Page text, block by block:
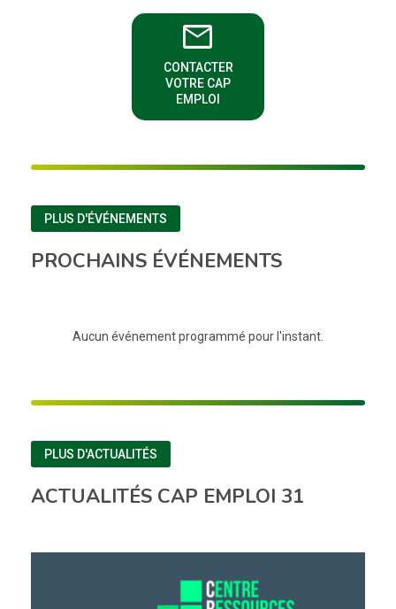
email
CONTACTER
VOTRE CAP
EMPLOI
(NOUVELLE FENÊTRE)
PROCHAINS ÉVÉNEMENTS
PLUS D'ÉVÉNEMENTS
Aucun événement programmé pour l'instant.
ACTUALITÉS CAP EMPLOI 31
PLUS D'ACTUALITÉS